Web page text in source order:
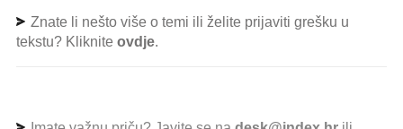
Znate li nešto više o temi ili želite prijaviti grešku u
tekstu? Kliknite ovdje.